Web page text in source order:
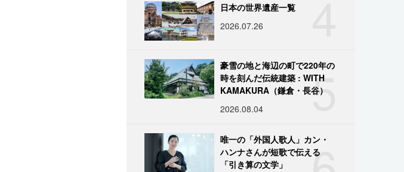
日本の世界遺産一覧
2026.07.26
5
豪雪の地と海辺の町で220年の
時を刻んだ伝統建築 : WITH
KAMAKURA（鎌倉・長谷）
2026.08.04
唯一の「外国人歌人」カン・
ハンナさんが短歌で伝える
「引き算の文学」